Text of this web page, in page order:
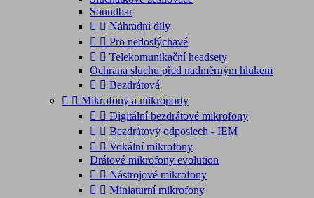
Soundbar
  Náhradní díly
  Pro nedoslýchavé
  Telekomunikační headsety
Ochrana sluchu před nadměrným hlukem
  Bezdrátová
  Mikrofony a mikroporty
  Digitální bezdrátové mikrofony
  Bezdrátový odposlech - IEM
  Vokální mikrofony
Drátové mikrofony evolution
  Nástrojové mikrofony
  Miniaturní mikrofony